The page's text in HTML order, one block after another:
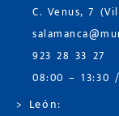
C. Venus, 7
923 28 33 27
08:00 – 13:30
> León: